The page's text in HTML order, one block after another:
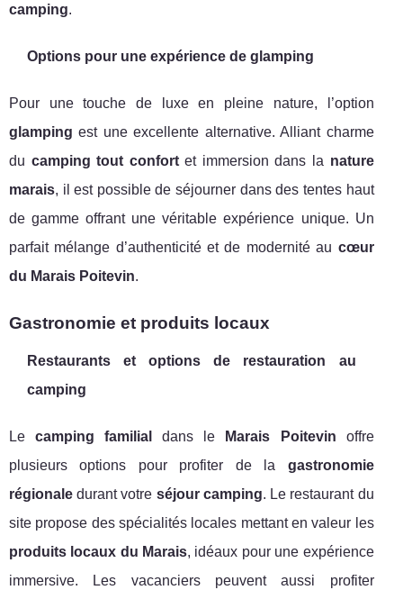
camping.
Options pour une expérience de glamping
Pour une touche de luxe en pleine nature, l’option
glamping est une excellente alternative. Alliant charme
du camping tout confortet immersion dans la nature
marais, il est possible de séjourner dans des tentes haut
de gamme offrant une véritable expérience unique. Un
parfait mélange d’authenticité et de modernité au cœur
du Marais Poitevin.
Gastronomie et produits locaux
Restaurants et options de restauration au
camping
Lecamping familial dans le Marais Poitevin offre
plusieurs options pour profiter de la gastronomie
régionale durant votre séjour camping. Le restaurant du
site propose des spécialités locales mettant en valeur les
produits locaux du Marais, idéaux pour une expérience
immersive. Les vacanciers peuvent aussi profiter